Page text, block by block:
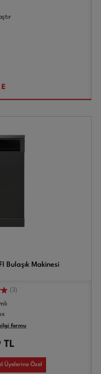
Bulaşık Makinesi
(3)
formu
TL
Üyelerine Özel